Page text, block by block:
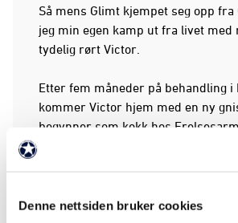
Denne nettsiden bruker cookies
Så mens Glimt kjempet seg opp fra
jeg min egen kamp ut fra livet med
tydelig rørt Victor.
Etter fem måneder på behandling i
kommer Victor hjem med en ny
begynner som kokk hos
å jobbe som frivillig i Kirkens
her han skulle komme i kontakt med
et tett samarbeid og vennskap.